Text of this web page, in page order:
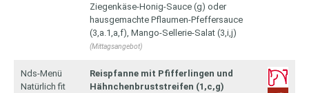
Ziegenkäse-Honig-Sauce (g) oder
hausgemachte Pflaumen-Pfeffersauce
(3,a.1,a,f), Mango-Sellerie-Salat (3,i,j)
(Mittagsangebot)
Nds-Menü
Natürlich fit
Reispfanne mit Pfifferlingen und
Hähnchenbruststreifen (1,c,g)